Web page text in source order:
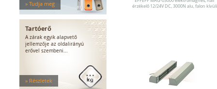
Kiegészítők
Elektromos zár kiegészítők
» Tudja meg
Tartóerő
A zárak egyik alapvető
jellemzője az oldalirányú
erővel szembeni...
» Részletek
érzékelő 12/24V DC, 3000N alu, falon kívüli